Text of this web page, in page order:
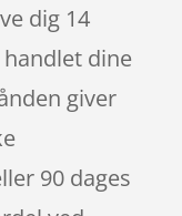
dig 14
dine
giver
90 dages